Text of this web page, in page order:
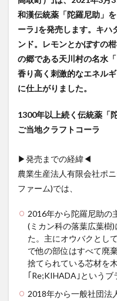
和漢伝統薬「陀羅尼助」
ーラ｣を発売します。キハ
ンド。レモンとかぼすの
の郷である天川村の名水
香り高く刺激的なエネル
に仕上がりました。
1300年以上続く伝統薬「
ご当地クラフトコーラ
▶発売までの経緯◀
農業生産法人有限会社ポ
ファーム)では、
2016年から陀羅尼助の
(ミカン科の落葉広葉樹
た。主にオウバクとし
で他の部位はすべて廃
捨てられている芯材を
｢Re;KIHADA｣というブ
2018年から一般社団法
ポップコーン
ボト
メロンソーダ
モトコーラ
岐阜
パーティタイム
邑
自由が丘バーガー
越後クラフトコーラ
霧島クラフトコーラ
高知クラフトコーラ
湧き水のキハダコーラ
明石麻弓
映画
横浜クラフトコーラ
瀬戸内三豊コーラ